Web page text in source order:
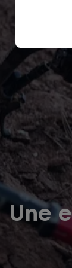
Une